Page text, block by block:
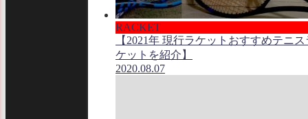
RACKET
【2021年 現行ラケットおすすめテニス
ケットを紹介】
2020.08.07